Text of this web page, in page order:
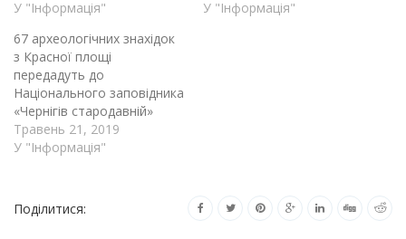
У "Інформація"
У "Інформація"
67 археологічних знахідок
з Красної площі
передадуть до
Національного заповідника
«Чернігів стародавній»
Травень 21, 2019
У "Інформація"
Поділитися: